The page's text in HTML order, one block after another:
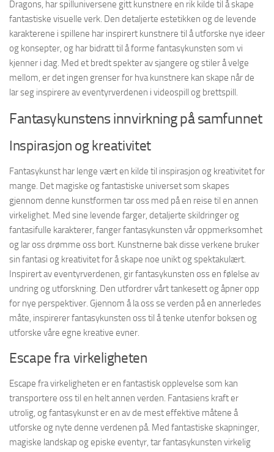
Dragons, har spilluniversene gitt kunstnere en rik kilde til å skape
fantastiske visuelle verk. Den detaljerte estetikken og de levende
karakterene i spillene har inspirert kunstnere til å utforske nye ideer
og konsepter, og har bidratt til å forme fantasykunsten som vi
kjenner i dag. Med et bredt spekter av sjangere og stiler å velge
mellom, er det ingen grenser for hva kunstnere kan skape når de
lar seg inspirere av eventyrverdenen i videospill og brettspill.
Fantasykunstens innvirkning på samfunnet
Inspirasjon og kreativitet
Fantasykunst har lenge vært en kilde til inspirasjon og kreativitet for
mange. Det magiske og fantastiske universet som skapes
gjennom denne kunstformen tar oss med på en reise til en annen
virkelighet. Med sine levende farger, detaljerte skildringer og
fantasifulle karakterer, fanger fantasykunsten vår oppmerksomhet
og lar oss drømme oss bort. Kunstnerne bak disse verkene bruker
sin fantasi og kreativitet for å skape noe unikt og spektakulært.
Inspirert av eventyrverdenen, gir fantasykunsten oss en følelse av
undring og utforskning. Den utfordrer vårt tankesett og åpner opp
for nye perspektiver. Gjennom å la oss se verden på en annerledes
måte, inspirerer fantasykunsten oss til å tenke utenfor boksen og
utforske våre egne kreative evner.
Escape fra virkeligheten
Escape fra virkeligheten er en fantastisk opplevelse som kan
transportere oss til en helt annen verden. Fantasiens kraft er
utrolig, og fantasykunst er en av de mest effektive måtene å
utforske og nyte denne verdenen på. Med fantastiske skapninger,
magiske landskap og episke eventyr, tar fantasykunsten virkelig